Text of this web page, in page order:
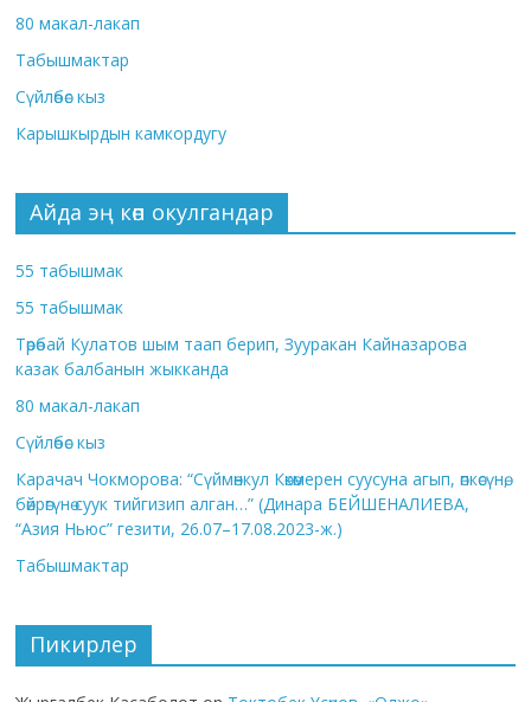
80 макал-лакап
Табышмактар
Сүйлөбөс кыз
Карышкырдын камкордугу
Айда эң көп окулгандар
55 табышмак
55 табышмак
Төрөбай Кулатов шым таап берип, Зууракан Кайназарова
казак балбанын жыкканда
80 макал-лакап
Сүйлөбөс кыз
Карачач Чокморова: “Сүймөнкул Көкөмерен суусуна агып, өпкөсүнө,
бөйрөгүнө суук тийгизип алган…” (Динара БЕЙШЕНАЛИЕВА,
“Азия Ньюс” гезити, 26.07–17.08.2023-ж.)
Табышмактар
Пикирлер